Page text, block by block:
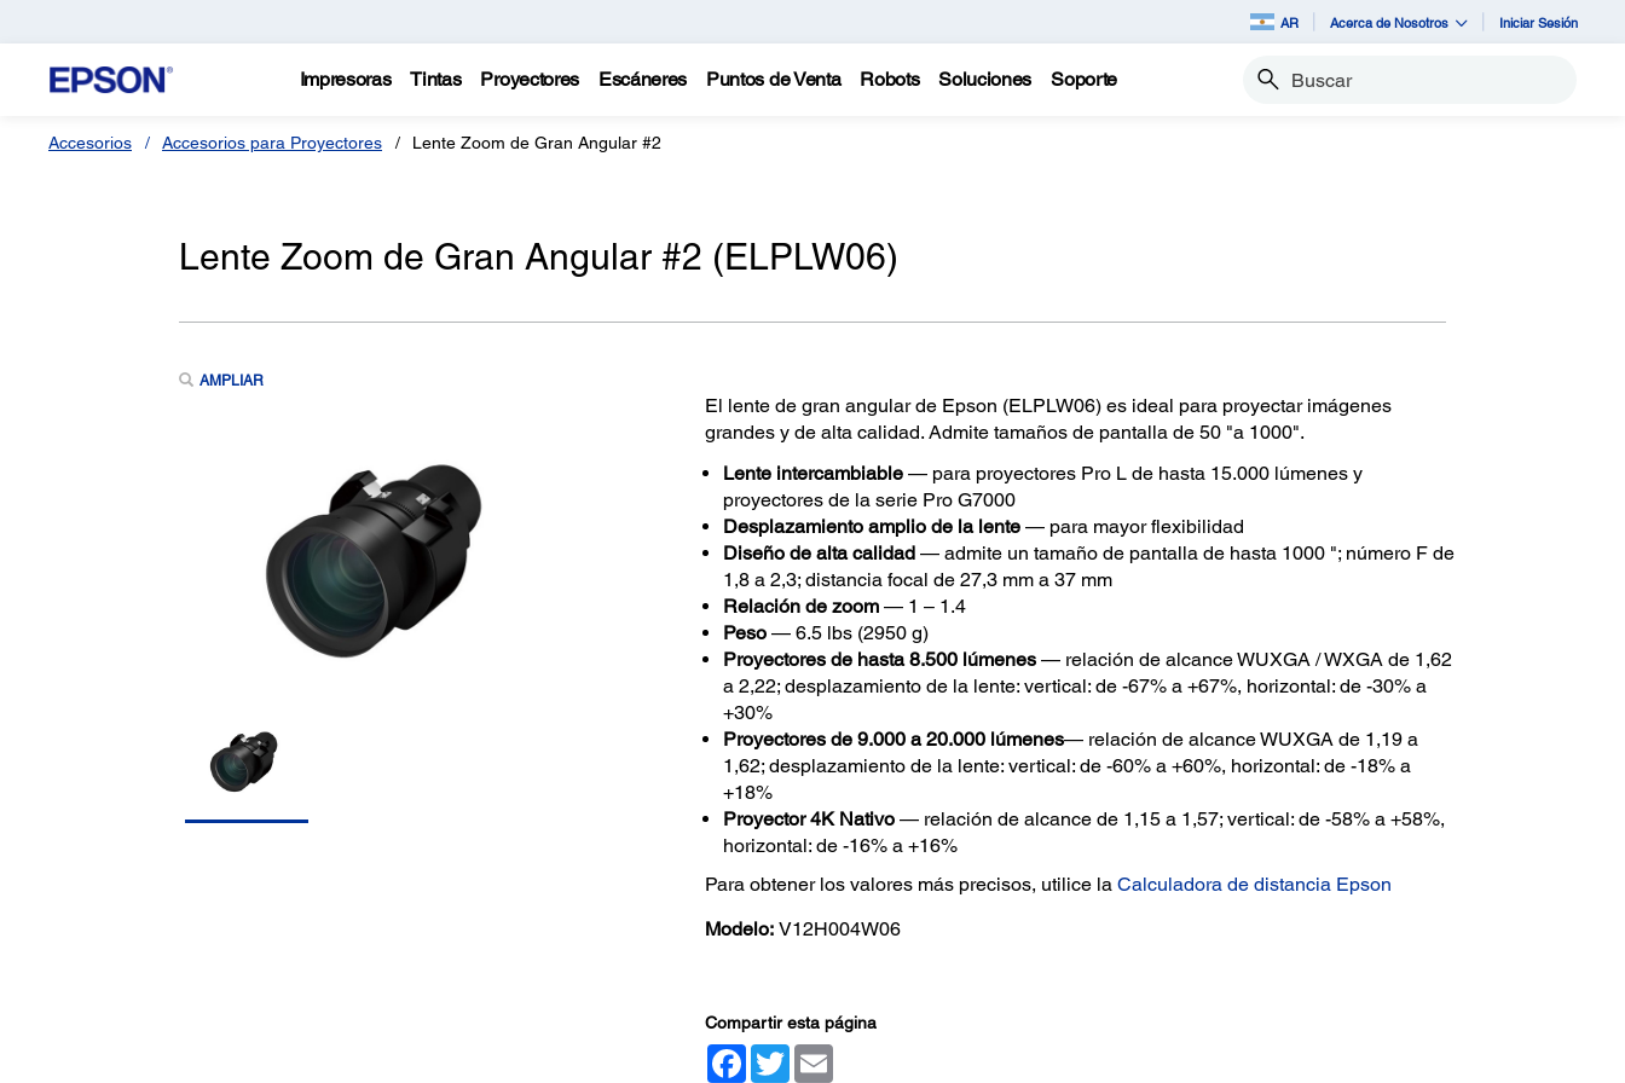
AR Acerca de Nosotros Iniciar Sesión
Impresoras Tintas Proyectores Escáneres Puntos de Venta Robots Soluciones Soporte Buscar
Accesorios Accesorios para Proyectores Lente Zoom de Gran Angular #2
Lente Zoom de Gran Angular #2 (ELPLW06)
AMPLIAR
El lente de gran angular de Epson (ELPLW06) es ideal para proyectar imágenes
grandes y de alta calidad. Admite tamaños de pantalla de 50 "a 1000".
Lente intercambiable— para proyectores Pro L de hasta 15.000 lúmenes y
proyectores de la serie Pro G7000
Desplazamiento amplio de la lente— para mayor flexibilidad
Diseño de alta calidad— admite un tamaño de pantalla de hasta 1000 "; número F de
1,8 a 2,3; distancia focal de 27,3 mm a 37 mm
Relación de zoom— 1 – 1.4
Peso— 6.5 lbs (2950 g)
Proyectores de hasta 8.500 lúmenes— relación de alcance WUXGA / WXGA de 1,62
a 2,22; desplazamiento de la lente: vertical: de -67% a +67%, horizontal: de -30% a
+30%
Proyectores de 9.000 a 20.000 lúmenes— relación de alcance WUXGA de 1,19 a
1,62; desplazamiento de la lente: vertical: de -60% a +60%, horizontal: de -18% a
+18%
Proyector 4K Nativo— relación de alcance de 1,15 a 1,57; vertical: de -58% a +58%,
horizontal: de -16% a +16%
Para obtener los valores más precisos, utilice la Calculadora de distancia Epson
Modelo: V12H004W06
Compartir esta página
Facebook
TwitterEmail